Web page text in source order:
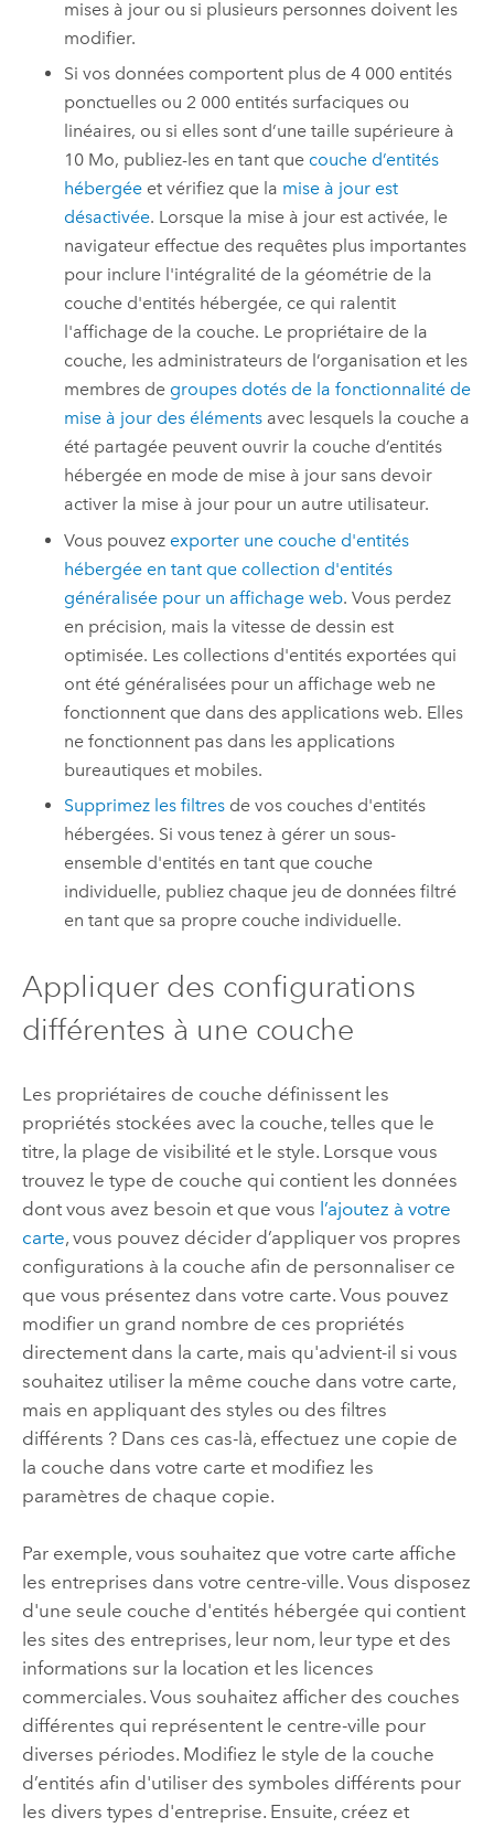
mises à jour ou si plusieurs personnes doivent les
modifier.
Si vos données comportent plus de 4 000 entités
ponctuelles ou 2 000 entités surfaciques ou
linéaires, ou si elles sont d’une taille supérieure à
10 Mo, publiez-les en tant que couche d’entités
hébergée et vérifiez que la mise à jour est
désactivée. Lorsque la mise à jour est activée, le
navigateur effectue des requêtes plus importantes
pour inclure l'intégralité de la géométrie de la
couche d'entités hébergée, ce qui ralentit
l'affichage de la couche. Le propriétaire de la
couche, les administrateurs de l’organisation et les
membres de groupes dotés de la fonctionnalité de
mise à jour des éléments avec lesquels la couche a
été partagée peuvent ouvrir la couche d’entités
hébergée en mode de mise à jour sans devoir
activer la mise à jour pour un autre utilisateur.
Vous pouvez exporter une couche d'entités
hébergée en tant que collection d'entités
généralisée pour un affichage web. Vous perdez
en précision, mais la vitesse de dessin est
optimisée. Les collections d'entités exportées qui
ont été généralisées pour un affichage web ne
fonctionnent que dans des applications web. Elles
ne fonctionnent pas dans les applications
bureautiques et mobiles.
Supprimez les filtres de vos couches d'entités
hébergées. Si vous tenez à gérer un sous-
ensemble d'entités en tant que couche
individuelle, publiez chaque jeu de données filtré
en tant que sa propre couche individuelle.
Appliquer des configurations
différentes à une couche
Les propriétaires de couche définissent les
propriétés stockées avec la couche, telles que le
titre, la plage de visibilité et le style. Lorsque vous
trouvez le type de couche qui contient les données
dont vous avez besoin et que vous l’ajoutez à votre
carte, vous pouvez décider d’appliquer vos propres
configurations à la couche afin de personnaliser ce
que vous présentez dans votre carte. Vous pouvez
modifier un grand nombre de ces propriétés
directement dans la carte, mais qu'advient-il si vous
souhaitez utiliser la même couche dans votre carte,
mais en appliquant des styles ou des filtres
différents ? Dans ces cas-là, effectuez une copie de
la couche dans votre carte et modifiez les
paramètres de chaque copie.
Par exemple, vous souhaitez que votre carte affiche
les entreprises dans votre centre-ville. Vous disposez
d'une seule couche d'entités hébergée qui contient
les sites des entreprises, leur nom, leur type et des
informations sur la location et les licences
commerciales. Vous souhaitez afficher des couches
différentes qui représentent le centre-ville pour
diverses périodes. Modifiez le style de la couche
d’entités afin d'utiliser des symboles différents pour
les divers types d'entreprise. Ensuite, créez et